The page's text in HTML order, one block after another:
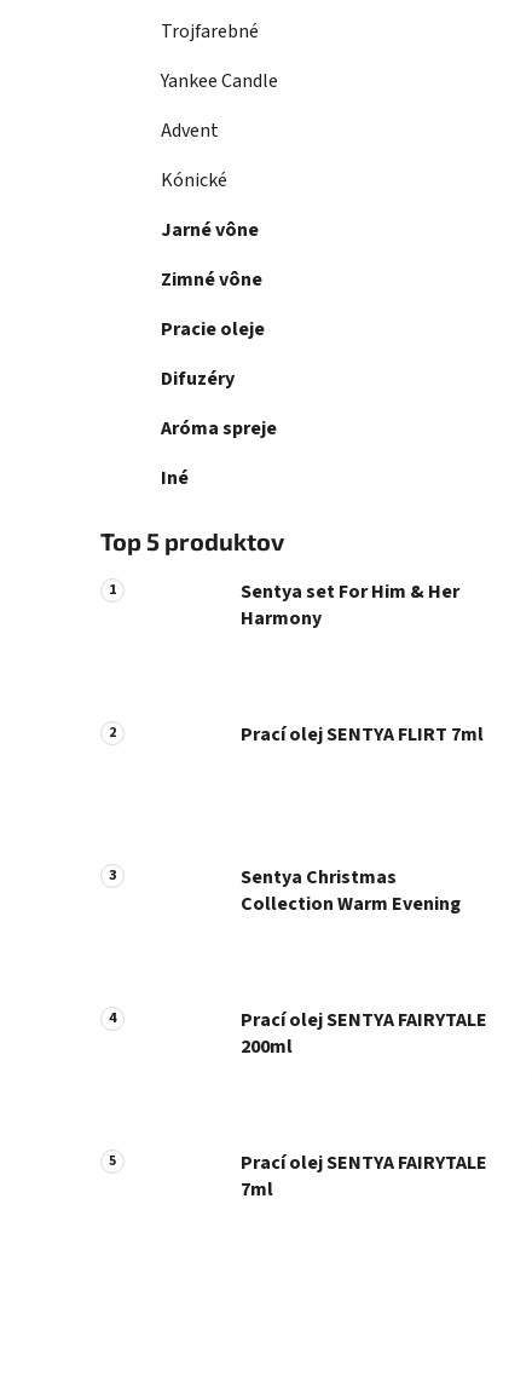
Trojfarebné
Yankee Candle
Advent
Kónické
Jarné vône
Zimné vône
Pracie oleje
Difuzéry
Aróma spreje
Iné
Top 5 produktov
Sentya set For Him & Her
Harmony
Prací olej SENTYA FLIRT 7ml
Sentya Christmas
Collection Warm Evening
Prací olej SENTYA FAIRYTALE
200ml
Prací olej SENTYA FAIRYTALE
7ml